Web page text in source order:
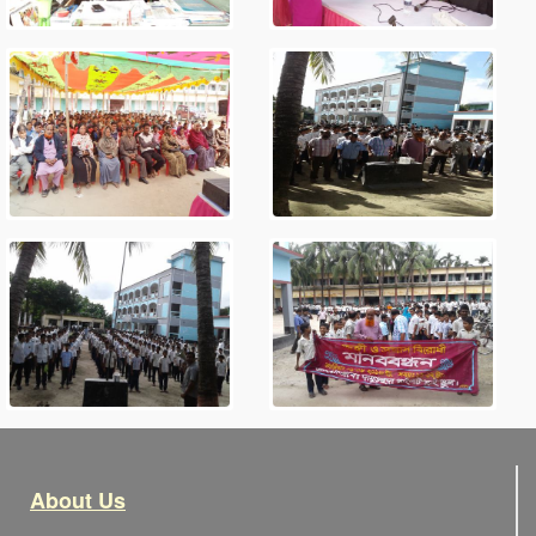
About Us